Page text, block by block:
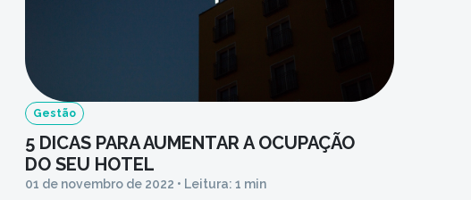
Gestão
5 DICAS PARA AUMENTAR A OCUPAÇÃO
DO SEU HOTEL
01 de novembro de 2022 • Leitura: 1 min